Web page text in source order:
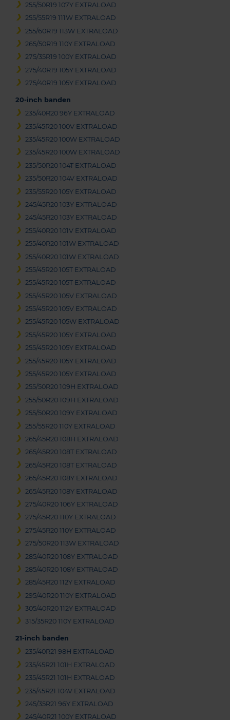
255/50R19 107Y EXTRALOAD
255/55R19 111W EXTRALOAD
255/60R19 113W EXTRALOAD
265/50R19 110Y EXTRALOAD
275/35R19 100Y EXTRALOAD
275/40R19 105Y EXTRALOAD
275/40R19 105Y EXTRALOAD
20-inch banden
235/40R20 96Y EXTRALOAD
235/45R20 100V EXTRALOAD
235/45R20 100W EXTRALOAD
235/45R20 100W EXTRALOAD
235/50R20 104T EXTRALOAD
235/50R20 104V EXTRALOAD
235/55R20 105Y EXTRALOAD
245/45R20 103Y EXTRALOAD
245/45R20 103Y EXTRALOAD
255/40R20 101V EXTRALOAD
255/40R20 101W EXTRALOAD
255/40R20 101W EXTRALOAD
255/45R20 105T EXTRALOAD
255/45R20 105T EXTRALOAD
255/45R20 105V EXTRALOAD
255/45R20 105V EXTRALOAD
255/45R20 105W EXTRALOAD
255/45R20 105Y EXTRALOAD
255/45R20 105Y EXTRALOAD
255/45R20 105Y EXTRALOAD
255/45R20 105Y EXTRALOAD
255/50R20 109H EXTRALOAD
255/50R20 109H EXTRALOAD
255/50R20 109Y EXTRALOAD
255/55R20 110Y EXTRALOAD
265/45R20 108H EXTRALOAD
265/45R20 108T EXTRALOAD
265/45R20 108T EXTRALOAD
265/45R20 108Y EXTRALOAD
265/45R20 108Y EXTRALOAD
275/40R20 106Y EXTRALOAD
275/45R20 110Y EXTRALOAD
275/45R20 110Y EXTRALOAD
275/50R20 113W EXTRALOAD
285/40R20 108Y EXTRALOAD
285/40R20 108Y EXTRALOAD
285/45R20 112Y EXTRALOAD
295/40R20 110Y EXTRALOAD
305/40R20 112Y EXTRALOAD
315/35R20 110Y EXTRALOAD
21-inch banden
235/40R21 98H EXTRALOAD
235/45R21 101H EXTRALOAD
235/45R21 101H EXTRALOAD
235/45R21 104V EXTRALOAD
245/35R21 96Y EXTRALOAD
245/40R21 100Y EXTRALOAD